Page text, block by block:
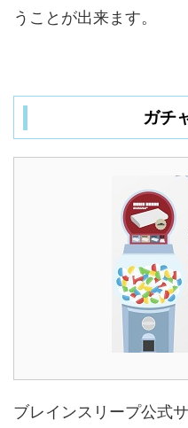
うことが出来ます。
ガチ
ブレインスリープ公式